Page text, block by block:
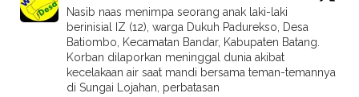
Nasib naas menimpa seorang anak laki-laki
berinisial IZ (12), warga Dukuh Padurekso, Desa
Batiombo, Kecamatan Bandar, Kabupaten Batang.
Korban dilaporkan meninggal dunia akibat
kecelakaan air saat mandi bersama teman-temannya
di Sungai Lojahan, perbatasan